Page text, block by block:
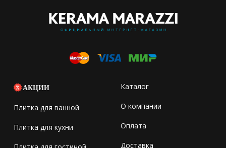
АКЦИИ
Плитка для ванной
Плитка для кухни
Каталог
О компании
Оплата
Доставка